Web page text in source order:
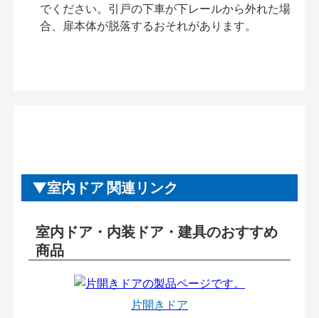
でください。引戸の下車が下レールから外れた場
合、扉本体が脱落するおそれがあります。
室内ドア 関連リンク
室内ドア・内装ドア・建具のおすすめ
商品
片開きドア